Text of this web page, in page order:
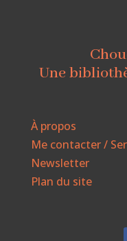
Une
À propos
Me contacter /
Newsletter
Plan du site